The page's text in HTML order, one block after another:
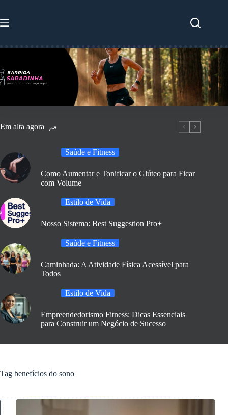
o
Em alta agora
Saúde e Fitness
Como Aumentar e Tonificar o Glúteo para Ficar
com Volume
Estilo de Vida
Nosso Sistema: Best Suggestion Pro+
Saúde e Fitness
Caminhada: A Atividade Física Acessível para
Todos
Estilo de Vida
Empreendedorismo Fitness: Dicas Essenciais
para Construir um Negócio de Sucesso
Tag benefícios do sono